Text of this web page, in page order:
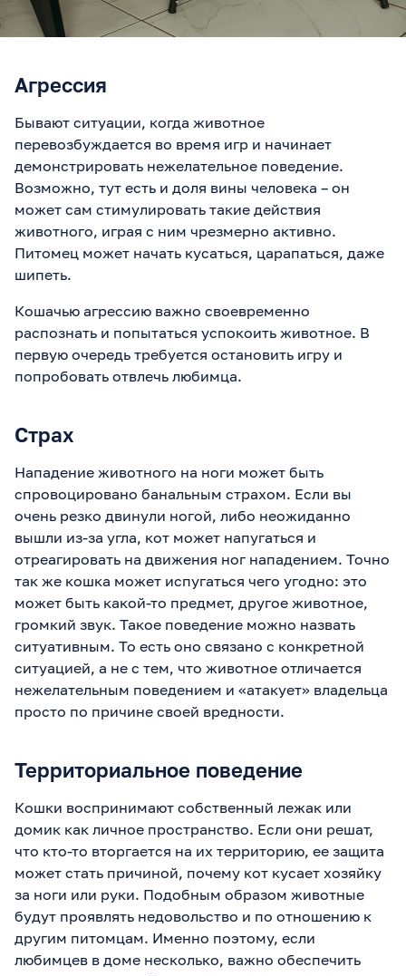
Агрессия
Бывают ситуации, когда животное
перевозбуждается во время игр и начинает
демонстрировать нежелательное поведение.
Возможно, тут есть и доля вины человека – он
может сам стимулировать такие действия
животного, играя с ним чрезмерно активно.
Питомец может начать кусаться, царапаться, даже
шипеть.
Кошачью агрессию важно своевременно
распознать и попытаться успокоить животное. В
первую очередь требуется остановить игру и
попробовать отвлечь любимца.
Страх
Нападение животного на ноги может быть
спровоцировано банальным страхом. Если вы
очень резко двинули ногой, либо неожиданно
вышли из-за угла, кот может напугаться и
отреагировать на движения ног нападением. Точно
так же кошка может испугаться чего угодно: это
может быть какой-то предмет, другое животное,
громкий звук. Такое поведение можно назвать
ситуативным. То есть оно связано с конкретной
ситуацией, а не с тем, что животное отличается
нежелательным поведением и «атакует» владельца
просто по причине своей вредности.
Территориальное поведение
Кошки воспринимают собственный лежак или
домик как личное пространство. Если они решат,
что кто-то вторгается на их территорию, ее защита
может стать причиной, почему кот кусает хозяйку
за ноги или руки. Подобным образом животные
будут проявлять недовольство и по отношению к
другим питомцам. Именно поэтому, если
любимцев в доме несколько, важно обеспечить